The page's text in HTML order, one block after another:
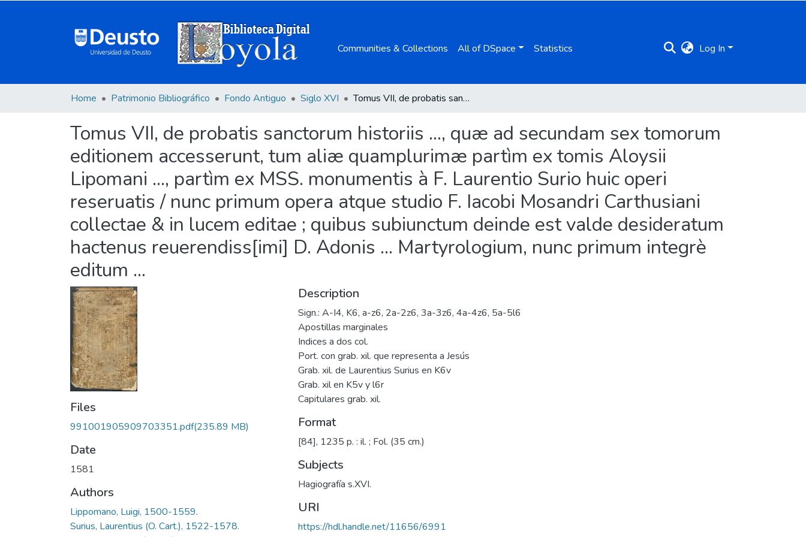
Communities & Collections All of DSpace Statistics Log In
Home Patrimonio Bibliográfico Fondo Antiguo Siglo XVI Tomus VII, de probatis sanctorum historiis ..., quæ ad secundam sex tomorum editionem accesserunt, tum aliæ quamplurimæ partìm ex tomis Aloysii Lipomani ..., partìm ex MSS. monumentis à F. Laurentio Surio huic operi reseruatis / nunc primum opera atque studio F. Iacobi Mosandri Carthusiani collectae & in lucem editae ; quibus subiunctum deinde est valde desideratum hactenus reuerendiss[imi] D. Adonis ... Martyrologium, nunc primum integrè editum ...
Tomus VII, de probatis sanctorum historiis ..., quæ ad secundam sex tomorum
editionem accesserunt, tum aliæ quamplurimæ partìm ex tomis Aloysii
Lipomani ..., partìm ex MSS. monumentis à F. Laurentio Surio huic operi
reseruatis / nunc primum opera atque studio F. Iacobi Mosandri Carthusiani
collectae & in lucem editae ; quibus subiunctum deinde est valde desideratum
hactenus reuerendiss[imi] D. Adonis ... Martyrologium, nunc primum integrè
editum ...
Files
991001905909703351.pdf(235.89 MB)
Date
1581
Authors
Lippomano, Luigi, 1500-1559.
Surius, Laurentius (O. Cart.), 1522-1578.
Description
Sign.: A-I4, K6, a-z6, 2a-2z6, 3a-3z6, 4a-4z6, 5a-5l6
Apostillas marginales
Indices a dos col.
Port. con grab. xil. que representa a Jesús
Grab. xil. de Laurentius Surius en K6v
Grab. xil en K5v y l6r
Capitulares grab. xil.
Format
[84], 1235 p. : il. ; Fol. (35 cm.)
Subjects
Hagiografía s.XVI.
URI
https://hdl.handle.net/11656/6991